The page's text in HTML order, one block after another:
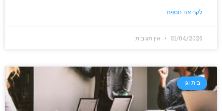
לקריאה נוספת
01/04/2026 אין תגובות
בית וגן